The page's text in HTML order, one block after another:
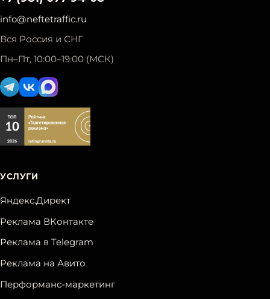
info@neftetraffic.ru
Вся Россия и СНГ
Пн–Пт, 10:00–19:00 (МСК)
УСЛУГИ
Яндекс.Директ
Реклама ВКонтакте
Реклама в Telegram
Реклама на Авито
Перформанс-маркетинг